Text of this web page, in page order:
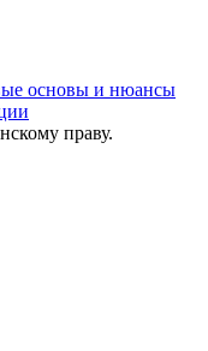
основы и нюансы
праву.